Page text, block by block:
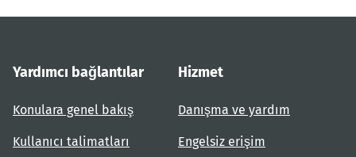
Yardımcı bağlantılar
Konulara genel bakış
Kullanıcı talimatları
Hizmet
Danışma ve yardım
Engelsiz erişim